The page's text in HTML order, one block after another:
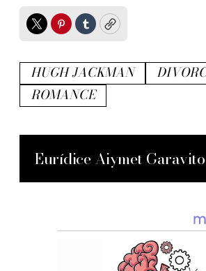
TwitterPinterest
TumblrCopy
HUGH JACKMAN
ROMANCE
Eurídice Aiymet